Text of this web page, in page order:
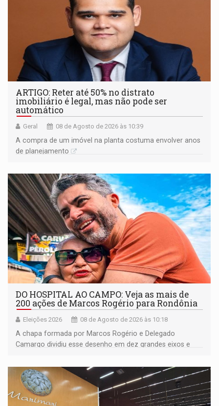
ARTIGO: Reter até 50% no distrato
imobiliário é legal, mas não pode ser
automático
Geral 08 de Agosto de 2026 às 10:39
A compra de um imóvel na planta costuma envolver anos
de planejamento
DO HOSPITAL AO CAMPO: Veja as mais de
200 ações de Marcos Rogério para Rondônia
Eleições 2026 08 de Agosto de 2026 às 10:18
A chapa formada por Marcos Rogério e Delegado
Camargo dividiu esse desenho em dez grandes eixos e